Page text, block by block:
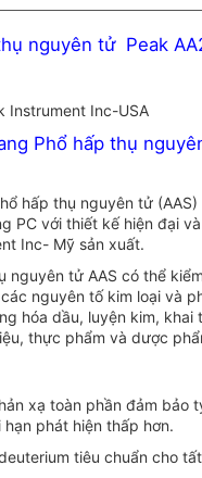
nguyên tử Peak
Instrument Inc-USA
Phổ hấp thụ
hấp thụ nguyên tử
PC với thiết kế hiện đại
Inc- Mỹ sản xuất.
nguyên tử AAS có thể
nguyên tố kim loại và
hóa dầu, luyện kim, khai
thực phẩm và dược
xạ toàn phần đảm bảo
phát hiện thấp hơn.
tiêu chuẩn cho